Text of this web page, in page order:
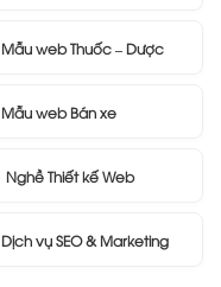
Mẫu web Thuốc – Dược
Mẫu web Bán xe
Nghề Thiết kế Web
Dịch vụ SEO & Marketing